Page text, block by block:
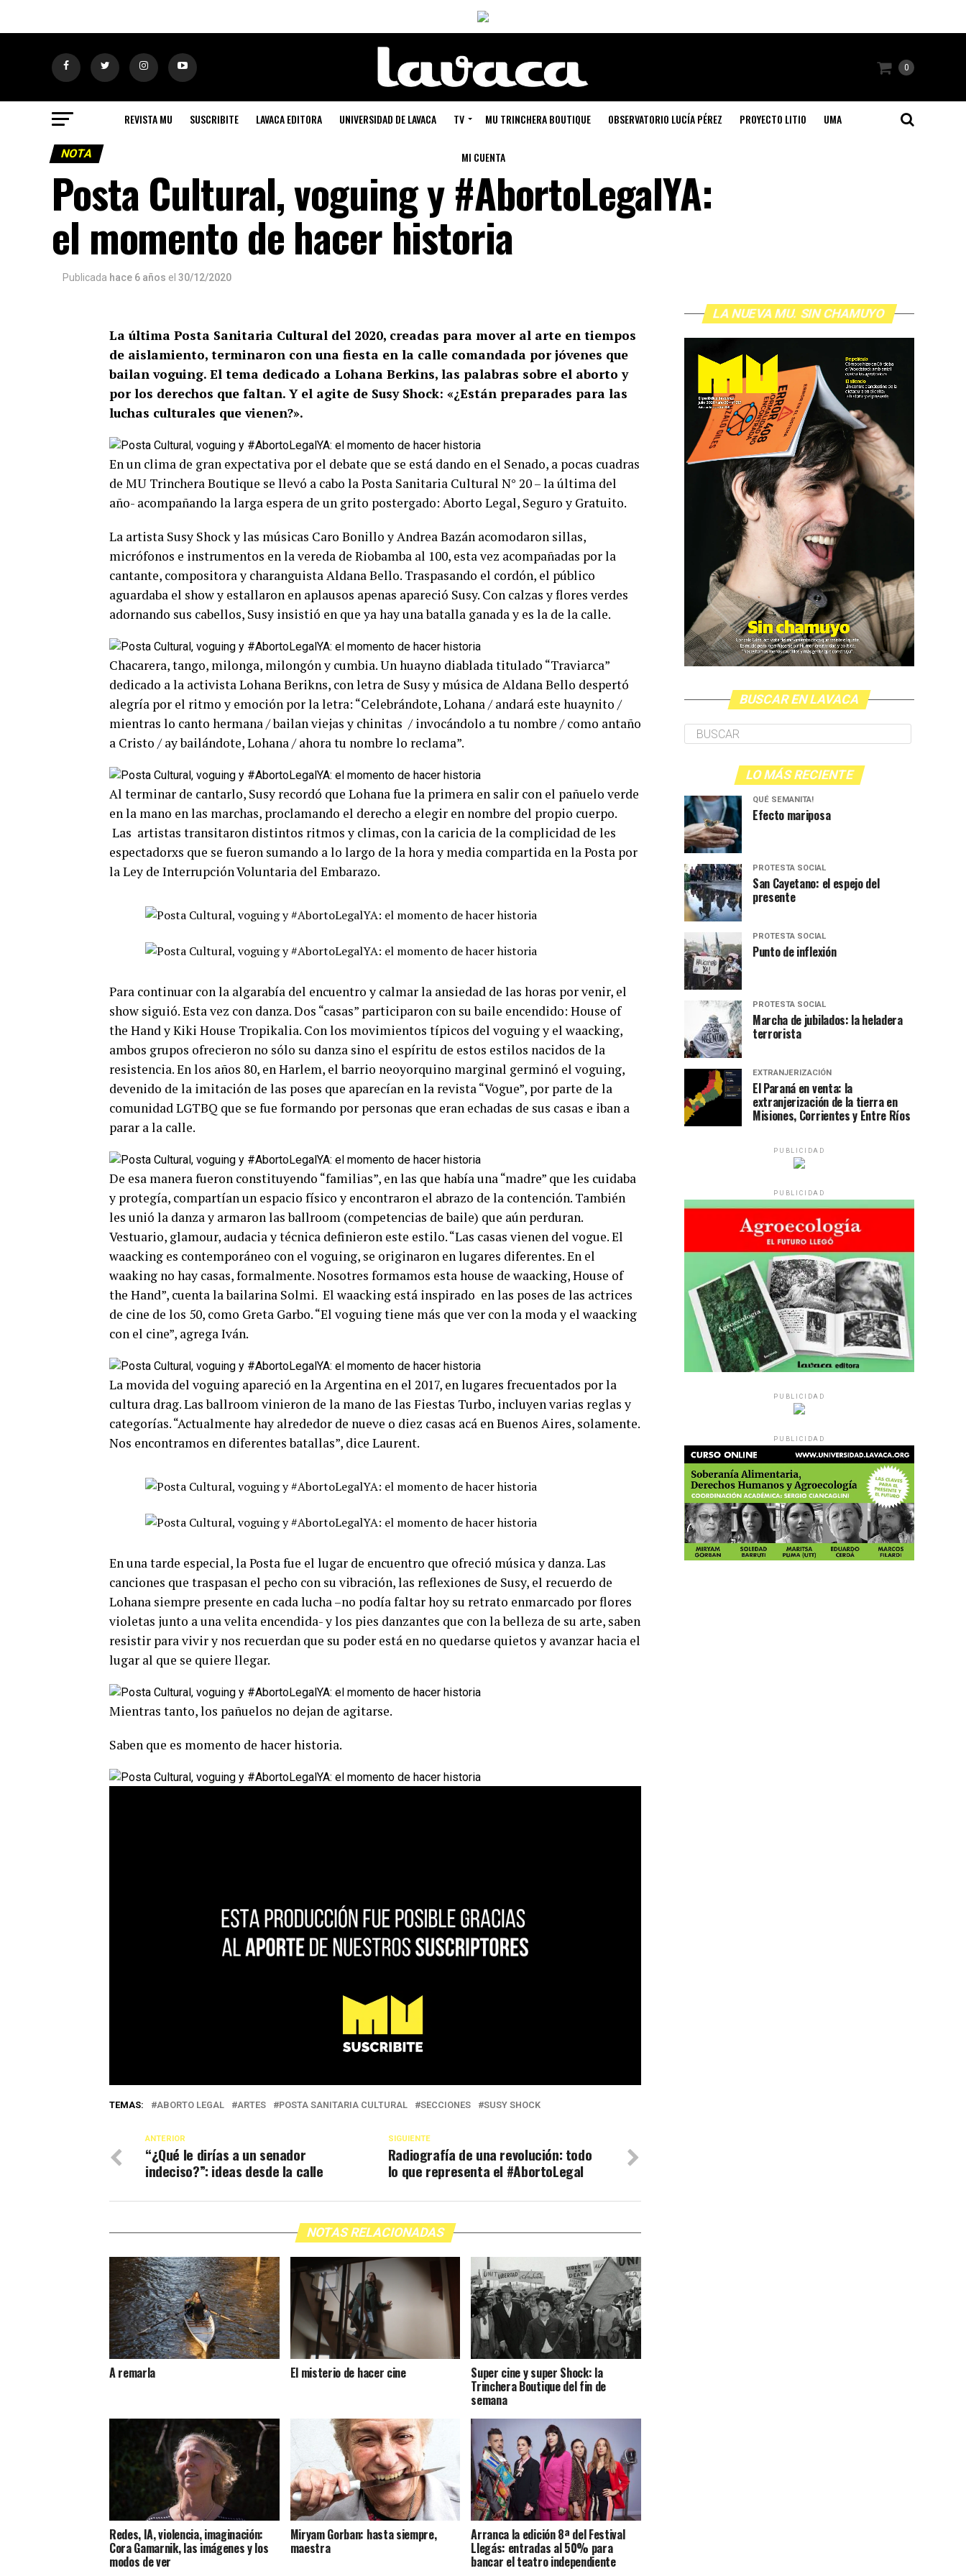
0
REVISTA MU SUSCRIBITE LAVACA EDITORA UNIVERSIDAD DE LAVACA TV MU TRINCHERA BOUTIQUE OBSERVATORIO LUCÍA PÉREZ PROYECTO LITIO UMA
MI CUENTA
NOTA
Posta Cultural, voguing y #AbortoLegalYA:
el momento de hacer historia
Publicada hace 6 años el 30/12/2020
La última Posta Sanitaria Cultural del 2020, creadas para mover al arte en tiempos
de aislamiento, terminaron con una fiesta en la calle comandada por jóvenes que
bailan voguing. El tema dedicado a Lohana Berkins, las palabras sobre el aborto y
por los derechos que faltan. Y el agite de Susy Shock: «¿Están preparades para las
luchas culturales que vienen?».
En un clima de gran expectativa por el debate que se está dando en el Senado, a pocas cuadras
de MU Trinchera Boutique se llevó a cabo la Posta Sanitaria Cultural N° 20 – la última del
año- acompañando la larga espera de un grito postergado: Aborto Legal, Seguro y Gratuito.
La artista Susy Shock y las músicas Caro Bonillo y Andrea Bazán acomodaron sillas,
micrófonos e instrumentos en la vereda de Riobamba al 100, esta vez acompañadas por la
cantante, compositora y charanguista Aldana Bello. Traspasando el cordón, el público
aguardaba el show y estallaron en aplausos apenas apareció Susy. Con calzas y flores verdes
adornando sus cabellos, Susy insistió en que ya hay una batalla ganada y es la de la calle.
Chacarera, tango, milonga, milongón y cumbia. Un huayno diablada titulado “Traviarca”
dedicado a la activista Lohana Berikns, con letra de Susy y música de Aldana Bello despertó
alegría por el ritmo y emoción por la letra: “Celebrándote, Lohana / andará este huaynito /
mientras lo canto hermana / bailan viejas y chinitas / invocándolo a tu nombre / como antaño
a Cristo / ay bailándote, Lohana / ahora tu nombre lo reclama”.
Al terminar de cantarlo, Susy recordó que Lohana fue la primera en salir con el pañuelo verde
en la mano en las marchas, proclamando el derecho a elegir en nombre del propio cuerpo.
Las artistas transitaron distintos ritmos y climas, con la caricia de la complicidad de les
espectadorxs que se fueron sumando a lo largo de la hora y media compartida en la Posta por
la Ley de Interrupción Voluntaria del Embarazo.
Para continuar con la algarabía del encuentro y calmar la ansiedad de las horas por venir, el
show siguió. Esta vez con danza. Dos “casas” participaron con su baile encendido: House of
the Hand y Kiki House Tropikalia. Con los movimientos típicos del voguing y el waacking,
ambos grupos ofrecieron no sólo su danza sino el espíritu de estos estilos nacidos de la
resistencia. En los años 80, en Harlem, el barrio neoyorquino marginal germinó el voguing,
devenido de la imitación de las poses que aparecían en la revista “Vogue”, por parte de la
comunidad LGTBQ que se fue formando por personas que eran echadas de sus casas e iban a
parar a la calle.
De esa manera fueron constituyendo “familias”, en las que había una “madre” que les cuidaba
y protegía, compartían un espacio físico y encontraron el abrazo de la contención. También
les unió la danza y armaron las ballroom (competencias de baile) que aún perduran.
Vestuario, glamour, audacia y técnica definieron este estilo. “Las casas vienen del vogue. El
waacking es contemporáneo con el voguing, se originaron en lugares diferentes. En el
waaking no hay casas, formalmente. Nosotres formamos esta house de waacking, House of
the Hand”, cuenta la bailarina Solmi. El waacking está inspirado en las poses de las actrices
de cine de los 50, como Greta Garbo. “El voguing tiene más que ver con la moda y el waacking
con el cine”, agrega Iván.
La movida del voguing apareció en la Argentina en el 2017, en lugares frecuentados por la
cultura drag. Las ballroom vinieron de la mano de las Fiestas Turbo, incluyen varias reglas y
categorías. “Actualmente hay alrededor de nueve o diez casas acá en Buenos Aires, solamente.
Nos encontramos en diferentes batallas”, dice Laurent.
En una tarde especial, la Posta fue el lugar de encuentro que ofreció música y danza. Las
canciones que traspasan el pecho con su vibración, las reflexiones de Susy, el recuerdo de
Lohana siempre presente en cada lucha –no podía faltar hoy su retrato enmarcado por flores
violetas junto a una velita encendida- y los pies danzantes que con la belleza de su arte, saben
resistir para vivir y nos recuerdan que su poder está en no quedarse quietos y avanzar hacia el
lugar al que se quiere llegar.
Mientras tanto, los pañuelos no dejan de agitarse.
Saben que es momento de hacer historia.
TEMAS: ABORTO LEGAL ARTES POSTA SANITARIA CULTURAL SECCIONES SUSY SHOCK
SIGUIENTE
Radiografía de una revolución: todo
lo que representa el #AbortoLegal
ANTERIOR
“¿Qué le dirías a un senador
indeciso?”: ideas desde la calle
NOTAS RELACIONADAS
A remarla El misterio de hacer cine Super cine y super Shock: la
Trinchera Boutique del fin de
semana
Redes, IA, violencia, imaginación:
Cora Gamarnik, las imágenes y los
modos de ver
Miryam Gorban: hasta siempre,
maestra
Arranca la edición 8ª del Festival
Llegás: entradas al 50% para
bancar el teatro independiente
LA NUEVA MU. SIN CHAMUYO
BUSCAR EN LAVACA
LO MÁS RECIENTE
QUÉ SEMANITA!
Efecto mariposa
PROTESTA SOCIAL
San Cayetano: el espejo del
presente
PROTESTA SOCIAL
Punto de inflexión
PROTESTA SOCIAL
Marcha de jubilados: la heladera
terrorista
EXTRANJERIZACIÓN
El Paraná en venta: la
extranjerización de la tierra en
Misiones, Corrientes y Entre Ríos
PUBLICIDAD
PUBLICIDAD
PUBLICIDAD
PUBLICIDAD